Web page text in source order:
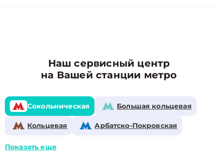
Наш сервисный центр
на Вашей станции метро
Сокольническая Большая кольцевая
Кольцевая Арбатско-Покровская
Показать еще